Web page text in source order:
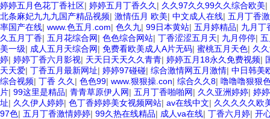
婷婷五月色花丁香社区| 婷婷五月丁香久久 | 久久97久久99久久综合欧美|
北条麻妃九九九国产精品视频| 激情伍月 欧美| 中文成人在线| 五月丁香
率国产在线| www.色五月.com| 色久九| 99日本黄站| 五月婷精品| 九月丁
久五月丁香| 五月花综合网| 色色综合网站| 丁香涩涩五月天| 九月停停|
美一级| 成人五月天综合网| 免费看欧美成人A片无码| 蜜桃五月天色| 久
婷| 婷婷丁香六月影视| 天天日天天久久青青| 婷婷五月18永久免费视频|
天天爱| 丁香五月最新网址| 婷婷97碰碰| 综合激情网五月激情| 中日韩美
综合视频| 丁香 久久 | 色色99| www.狠狠操.con| 综合久久8| 噜噜噜狠狠
片| 99这里是精品| 青青草原伊人网| 五月丁香啪啪网| 久久亚洲婷婷| 婷
址| 久久伊人婷婷| 色丁香婷婷美女视频网站| av在线中文| 久久久久久欧
97色| 五月丁香激情婷婷| 99久热在线精品| 成人va在线| 丁香六月婷| 开